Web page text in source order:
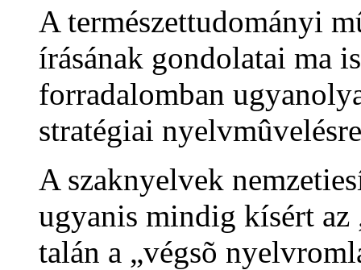
A természettudományi
írásának gondolatai ma
forradalomban
stratégiai
A szaknyelvek
ugyanis mindig kísért az
talán a „végsõ